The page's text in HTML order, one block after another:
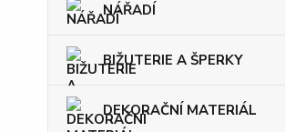
NÁŘADÍ
BIŽUTERIE A ŠPERKY
DEKORAČNÍ MATERIÁL